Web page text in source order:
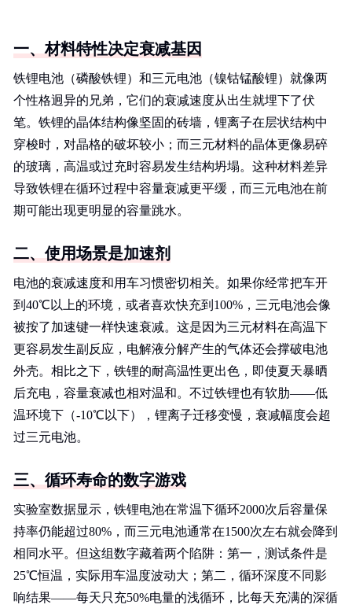
一、材料特性决定衰减基因
铁锂电池（磷酸铁锂）和三元电池（镍钴锰酸锂）就像两
个性格迥异的兄弟，它们的衰减速度从出生就埋下了伏
笔。铁锂的晶体结构像坚固的砖墙，锂离子在层状结构中
穿梭时，对晶格的破坏较小；而三元材料的晶体更像易碎
的玻璃，高温或过充时容易发生结构坍塌。这种材料差异
导致铁锂在循环过程中容量衰减更平缓，而三元电池在前
期可能出现更明显的容量跳水。
二、使用场景是加速剂
电池的衰减速度和用车习惯密切相关。如果你经常把车开
到40℃以上的环境，或者喜欢快充到100%，三元电池会像
被按了加速键一样快速衰减。这是因为三元材料在高温下
更容易发生副反应，电解液分解产生的气体还会撑破电池
外壳。相比之下，铁锂的耐高温性更出色，即使夏天暴晒
后充电，容量衰减也相对温和。不过铁锂也有软肋——低
温环境下（-10℃以下），锂离子迁移变慢，衰减幅度会超
过三元电池。
三、循环寿命的数字游戏
实验室数据显示，铁锂电池在常温下循环2000次后容量保
持率仍能超过80%，而三元电池通常在1500次左右就会降到
相同水平。但这组数字藏着两个陷阱：第一，测试条件是
25℃恒温，实际用车温度波动大；第二，循环深度不同影
响结果——每天只充50%电量的浅循环，比每天充满的深循